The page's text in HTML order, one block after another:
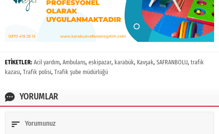
ETİKETLER: Acil yardım, Ambulans, eskipazar, karabük, Kavşak, SAFRANBOLU, trafik
kazası, Trafik polisi, Trafik şube müdürlüğü
YORUMLAR